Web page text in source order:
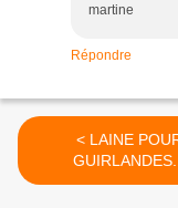
martine
Répondre
< LAINE POUR
GUIRLANDES...